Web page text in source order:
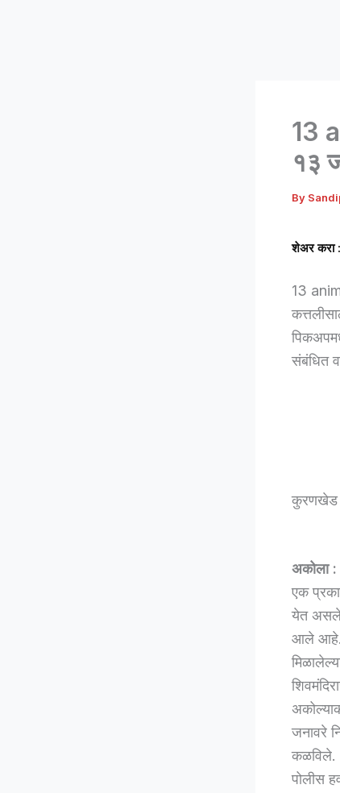
13
१३
By
शेअर करा :
13
संबंधित
कुरणखेड
अकोला :
एक
येत
आले आहे.
जनावरे
कळविले.
पोलीस